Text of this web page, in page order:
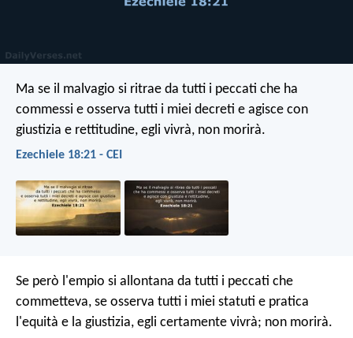
Ma se il malvagio si ritrae da tutti i peccati che ha
commessi e osserva tutti i miei decreti e agisce con
giustizia e rettitudine, egli vivrà, non morirà.
Ezechiele 18:21 - CEI
Se però l'empio si allontana da tutti i peccati che
commetteva, se osserva tutti i miei statuti e pratica
l'equità e la giustizia, egli certamente vivrà; non morirà.